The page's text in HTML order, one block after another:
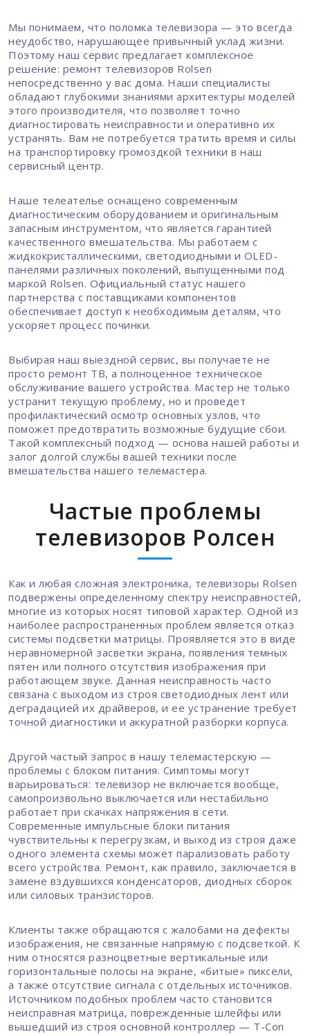
Мы понимаем, что поломка телевизора — это всегда
неудобство, нарушающее привычный уклад жизни.
Поэтому наш сервис предлагает комплексное
решение: ремонт телевизоров Rolsen
непосредственно у вас дома. Наши специалисты
обладают глубокими знаниями архитектуры моделей
этого производителя, что позволяет точно
диагностировать неисправности и оперативно их
устранять. Вам не потребуется тратить время и силы
на транспортировку громоздкой техники в наш
сервисный центр.
Наше телеателье оснащено современным
диагностическим оборудованием и оригинальным
запасным инструментом, что является гарантией
качественного вмешательства. Мы работаем с
жидкокристаллическими, светодиодными и OLED-
панелями различных поколений, выпущенными под
маркой Rolsen. Официальный статус нашего
партнерства с поставщиками компонентов
обеспечивает доступ к необходимым деталям, что
ускоряет процесс починки.
Выбирая наш выездной сервис, вы получаете не
просто ремонт ТВ, а полноценное техническое
обслуживание вашего устройства. Мастер не только
устранит текущую проблему, но и проведет
профилактический осмотр основных узлов, что
поможет предотвратить возможные будущие сбои.
Такой комплексный подход — основа нашей работы и
залог долгой службы вашей техники после
вмешательства нашего телемастера.
Частые проблемы
телевизоров Ролсен
Как и любая сложная электроника, телевизоры Rolsen
подвержены определенному спектру неисправностей,
многие из которых носят типовой характер. Одной из
наиболее распространенных проблем является отказ
системы подсветки матрицы. Проявляется это в виде
неравномерной засветки экрана, появления темных
пятен или полного отсутствия изображения при
работающем звуке. Данная неисправность часто
связана с выходом из строя светодиодных лент или
деградацией их драйверов, и ее устранение требует
точной диагностики и аккуратной разборки корпуса.
Другой частый запрос в нашу телемастерскую —
проблемы с блоком питания. Симптомы могут
варьироваться: телевизор не включается вообще,
самопроизвольно выключается или нестабильно
работает при скачках напряжения в сети.
Современные импульсные блоки питания
чувствительны к перегрузкам, и выход из строя даже
одного элемента схемы может парализовать работу
всего устройства. Ремонт, как правило, заключается в
замене вздувшихся конденсаторов, диодных сборок
или силовых транзисторов.
Клиенты также обращаются с жалобами на дефекты
изображения, не связанные напрямую с подсветкой. К
ним относятся разноцветные вертикальные или
горизонтальные полосы на экране, «битые» пиксели,
а также отсутствие сигнала с отдельных источников.
Источником подобных проблем часто становится
неисправная матрица, поврежденные шлейфы или
вышедший из строя основной контроллер — T-Con